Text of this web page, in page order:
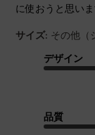
に使おうと思いま
サイズ: その他（
デザイン
品質